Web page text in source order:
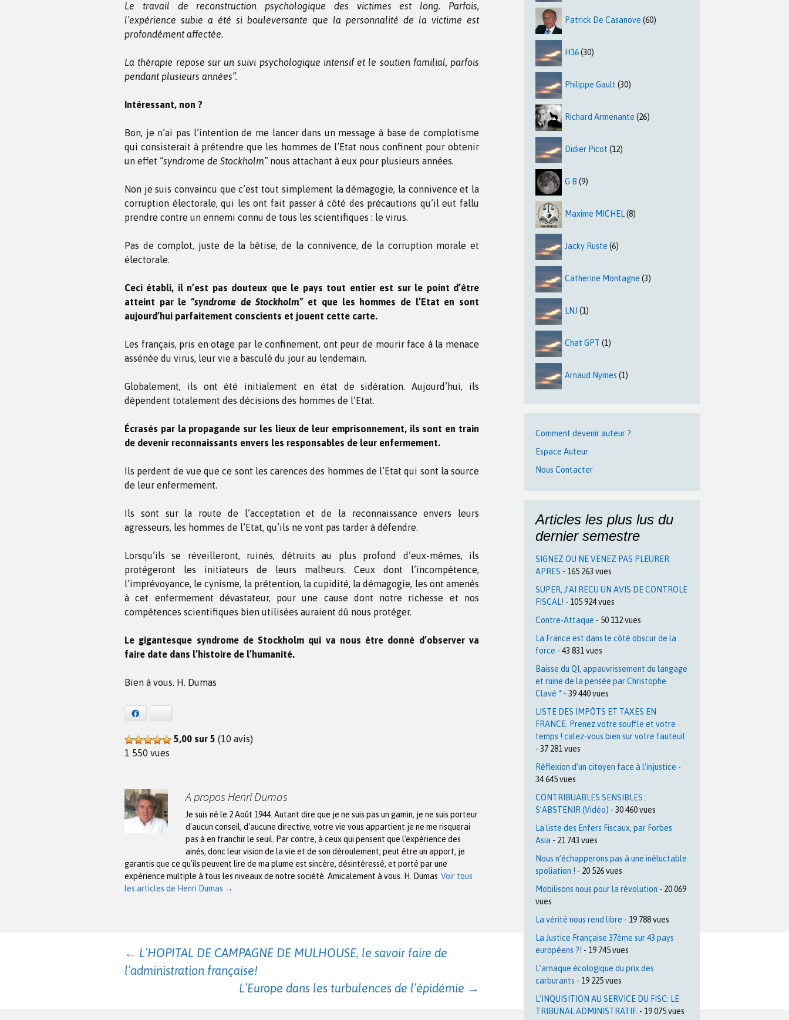
Le travail de reconstruction psychologique des victimes est long. Parfois,
l’expérience subie a été si bouleversante que la personnalité de la victime est
profondément affectée.
La thérapie repose sur un suivi psychologique intensif et le soutien familial, parfois
pendant plusieurs années”.
Intéressant, non ?
Bon, je n’ai pas l’intention de me lancer dans un message à base de complotisme
qui consisterait à prétendre que les hommes de l’Etat nous confinent pour obtenir
un effet “syndrome de Stockholm”nous attachant à eux pour plusieurs années.
Non je suis convaincu que c’est tout simplement la démagogie, la connivence et la
corruption électorale, qui les ont fait passer à côté des précautions qu’il eut fallu
prendre contre un ennemi connu de tous les scientifiques : le virus.
Pas de complot, juste de la bêtise, de la connivence, de la corruption morale et
électorale.
Ceci établi, il n’est pas douteux que le pays tout entier est sur le point d’être
atteint par le“syndrome de Stockholm”et que les hommes de l’Etat en sont
aujourd’hui parfaitement conscients et jouent cette carte.
Les français, pris en otage par le confinement, ont peur de mourir face à la menace
assénée du virus, leur vie a basculé du jour au lendemain.
Globalement, ils ont été initialement en état de sidération. Aujourd’hui, ils
dépendent totalement des décisions des hommes de l’Etat.
Écrasés par la propagande sur les lieux de leur emprisonnement, ils sont en train
de devenir reconnaissants envers les responsables de leur enfermement.
Ils perdent de vue que ce sont les carences des hommes de l’Etat qui sont la source
de leur enfermement.
Ils sont sur la route de l’acceptation et de la reconnaissance envers leurs
agresseurs, les hommes de l’Etat, qu’ils ne vont pas tarder à défendre.
Lorsqu’ils se réveilleront, ruinés, détruits au plus profond d’eux-mêmes, ils
protégeront les initiateurs de leurs malheurs. Ceux dont l’incompétence,
l’imprévoyance, le cynisme, la prétention, la cupidité, la démagogie, les ont amenés
à cet enfermement dévastateur, pour une cause dont notre richesse et nos
compétences scientifiques bien utilisées auraient dû nous protéger.
Le gigantesque syndrome de Stockholm qui va nous être donné d’observer va
faire date dans l’histoire de l’humanité.
Bien à vous. H. Dumas
5,00 sur 5 (10 avis)
1 550 vues
A propos Henri Dumas
Je suis né le 2 Août 1944. Autant dire que je ne suis pas un gamin, je ne suis porteur
d'aucun conseil, d'aucune directive, votre vie vous appartient je ne me risquerai
pas à en franchir le seuil. Par contre, à ceux qui pensent que l'expérience des
ainés, donc leur vision de la vie et de son déroulement, peut être un apport, je
garantis que ce qu'ils peuvent lire de ma plume est sincère, désintéressé, et porté par une
expérience multiple à tous les niveaux de notre société. Amicalement à vous. H. Dumas Voir tous
les articles de Henri Dumas →
Navigation
← L’HOPITAL DE CAMPAGNE DE MULHOUSE, le savoir faire de
l’administration française!
L’Europe dans les turbulences de l’épidémie →
Patrick De Casanove (60)
H16(30)
Philippe Gault (30)
Richard Armenante (26)
Didier Picot (12)
G B (9)
Maxime MICHEL(8)
Jacky Ruste (6)
Catherine Montagne (3)
LNJ (1)
Chat GPT (1)
Arnaud Nymes (1)
Comment devenir auteur ?
Espace Auteur
Nous Contacter
Articles les plus lus du
dernier semestre
SIGNEZ OU NE VENEZ PAS PLEURER
APRES - 165 263 vues
SUPER, J’AI RECU UN AVIS DE CONTROLE
FISCAL! - 105 924 vues
Contre-Attaque - 50 112 vues
La France est dans le côté obscur de la
force - 43 831 vues
Baisse du QI, appauvrissement du langage
et ruine de la pensée par Christophe
Clavé * - 39 440 vues
LISTE DES IMPÔTS ET TAXES EN
FRANCE. Prenez votre souffle et votre
temps ! calez-vous bien sur votre fauteuil
- 37 281 vues
Réflexion d’un citoyen face à l’injustice -
34 645 vues
CONTRIBUABLES SENSIBLES :
S’ABSTENIR (Vidéo) - 30 460 vues
La liste des Enfers Fiscaux, par Forbes
Asia - 21 743 vues
Nous n’échapperons pas à une inéluctable
spoliation ! - 20 526 vues
Mobilisons nous pour la révolution - 20 069
vues
La vérité nous rend libre - 19 788 vues
La Justice Française 37ème sur 43 pays
européens ?! - 19 745 vues
L’arnaque écologique du prix des
carburants - 19 225 vues
L’INQUISITION AU SERVICE DU FISC: LE
TRIBUNAL ADMINISTRATIF. - 19 075 vues